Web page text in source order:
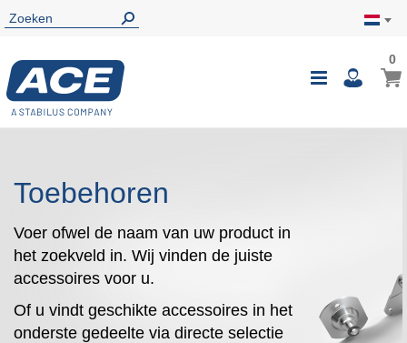
Toggle
00
Toebehoren
Voer ofwel de naam van uw product in
het zoekveld in. Wij vinden de juiste
accessoires voor u.
Of u vindt geschikte accessoires in het
onderste gedeelte via directe selectie